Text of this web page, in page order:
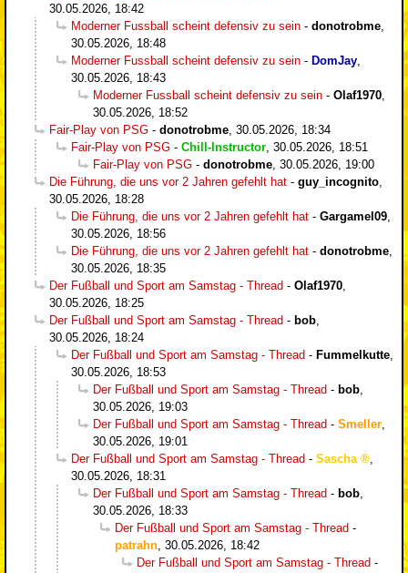
30.05.2026, 18:42
Moderner Fussball scheint defensiv zu sein - donotrobme
30.05.2026, 18:48
Moderner Fussball scheint defensiv zu sein - DomJay
30.05.2026, 18:43
Moderner Fussball scheint defensiv zu sein - Olaf1970
30.05.2026, 18:52
Fair-Play von PSG - donotrobme 30.05.2026, 18:34
Fair-Play von PSG - Chill-Instructor 30.05.2026, 18:51
Fair-Play von PSG - donotrobme 30.05.2026, 19:00
Die Führung, die uns vor 2 Jahren gefehlt hat - guy_incognito
30.05.2026, 18:28
Die Führung, die uns vor 2 Jahren gefehlt hat - Gargamel09
30.05.2026, 18:56
Die Führung, die uns vor 2 Jahren gefehlt hat - donotrobme
30.05.2026, 18:35
Der Fußball und Sport am Samstag - Thread - Olaf1970
30.05.2026, 18:25
Der Fußball und Sport am Samstag - Thread - bob
30.05.2026, 18:24
Der Fußball und Sport am Samstag - Thread - Fummelkutte
30.05.2026, 18:53
Der Fußball und Sport am Samstag - Thread - bob
30.05.2026, 19:03
Der Fußball und Sport am Samstag - Thread - Smeller
30.05.2026, 19:01
Der Fußball und Sport am Samstag - Thread - Sascha
30.05.2026, 18:31
Der Fußball und Sport am Samstag - Thread - bob
30.05.2026, 18:33
Der Fußball und Sport am Samstag - Thread -
patrahn 30.05.2026, 18:42
Der Fußball und Sport am Samstag - Thread -